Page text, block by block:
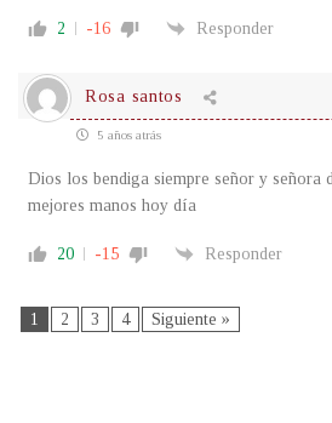
2 -16 Responder
Rosa santos
5 años atrás
Dios los bendiga siempre señor y señora
mejores manos hoy día
20 -15 Responder
1 2 3 4 Siguiente »